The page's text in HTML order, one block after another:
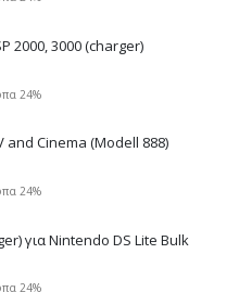
2000, 3000 (charger)
24%
and Cinema (Modell 888)
24%
για Nintendo DS Lite Bulk
24%